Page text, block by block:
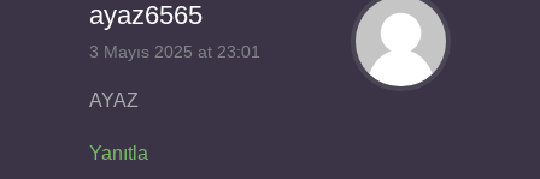
ayaz6565
3 Mayıs 2025 at 23:01
AYAZ
Yanıtla